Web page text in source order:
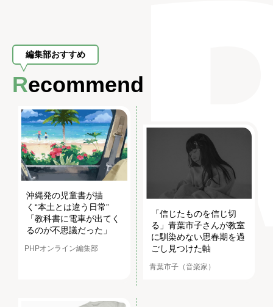
編集部おすすめ
Recommend
沖縄発の児童書が描
く“本土とは違う日常”
「教科書に電車が出てく
るのが不思議だった」
PHPオンライン編集部
「信じたものを信じ切
る」青葉市子さんが教室
に馴染めない思春期を過
ごし見つけた軸
青葉市子（音楽家）